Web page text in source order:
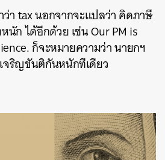
าtaxนอกจากจะแปลว่า คิดภาษี
นัก ได้อีกด้วย เช่นOur PM is
ก็จะหมายความว่า นายกฯ
เจริญขันติกันหนักทีเดียว